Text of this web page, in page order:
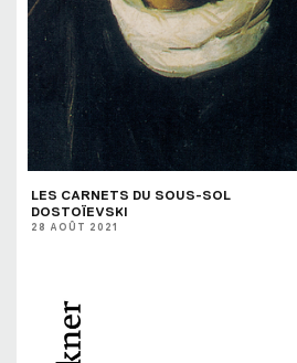
LES CARNETS DU SOUS-SOL
DOSTOÏEVSKI
28 AOÛT 2021